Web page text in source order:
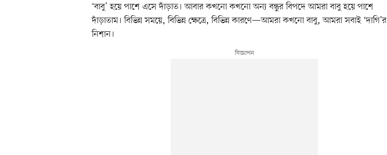
‘বাবু’ হয়ে পাশে এসে দাঁড়াত। আবার কখনো কখনো অন্য বন্ধুর বিপদে আমরা বাবু হয়ে পাশে
দাঁড়াতাম। বিভিন্ন সময়ে, বিভিন্ন ক্ষেত্রে, বিভিন্ন কারণে—আমরা কখনো বাবু, আমরা সবাই ‘দাগি’র
নিশান।